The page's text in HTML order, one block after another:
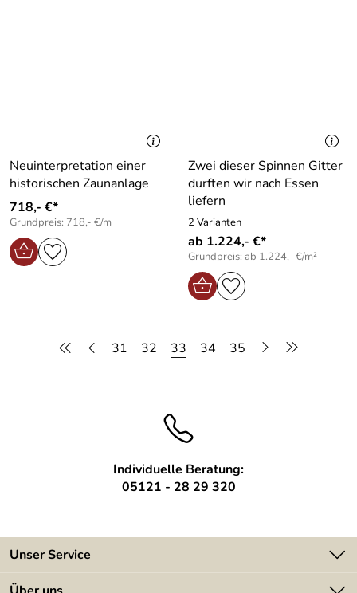
Neuinterpretation einer
historischen Zaunanlage
718,- €*
Grundpreis: 718,- €/m
Zwei dieser Spinnen Gitter
durften wir nach Essen
liefern
2 Varianten
ab 1.224,- €*
Grundpreis: ab 1.224,- €/m²
31 32 33 34 35
Individuelle Beratung:
05121 - 28 29 320
Unser Service
Kontakt